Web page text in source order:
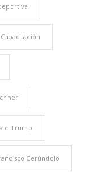
Capacitación
Trump
Cerúndolo